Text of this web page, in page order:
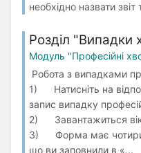
необхідно назвати
Розділ "Випадки
Модуль "Професійні
Робота з випадками
1) Натисніть на
запис випадку
2) Завантажиться
3) Форма має чотири
що ви заповнили в «...